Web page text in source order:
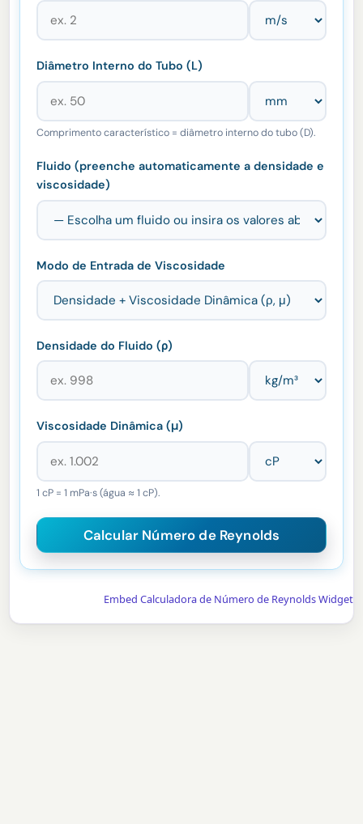
Diâmetro Interno do Tubo (L)
Comprimento característico = diâmetro interno do tubo (D).
Fluido (preenche automaticamente a densidade e
viscosidade)
Modo de Entrada de Viscosidade
Densidade do Fluido (ρ)
Viscosidade Dinâmica (μ)
1 cP = 1 mPa·s (água ≈ 1 cP).
Embed Calculadora de Número de Reynolds Widget